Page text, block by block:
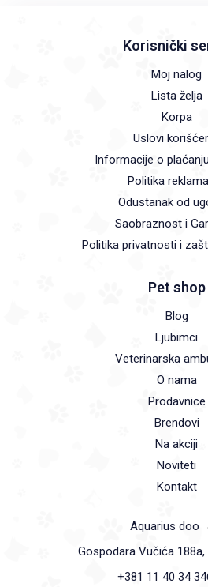
Korisnički
Moj nalog
Lista želja
Korpa
Uslovi
Informacije o
Politika
Odustanak od
Saobraznost i
Politika privatnosti i
Pet shop
Blog
Ljubimci
Veterinarska
O nama
Prodavnice
Brendovi
Na akciji
Noviteti
Kontakt
Aquarius doo
Gospodara Vučića 188a,
+381 11 40 34